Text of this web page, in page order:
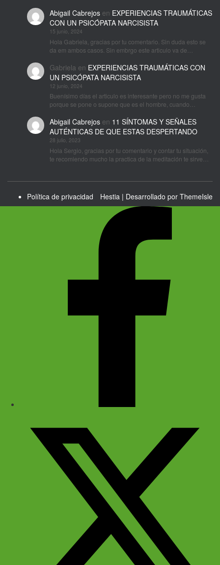
Abigail Cabrejosen EXPERIENCIAS TRAUMÁTICAS
CON UN PSICÓPATA NARCISISTA
15 junio, 2024
Hola Gabriela, gracias por tu comentario. Sin duda esto se
da em ambos casos. Sin embrgo este articulo va de…
Gabriela en EXPERIENCIAS TRAUMÁTICAS CON
UN PSICÓPATA NARCISISTA
12 junio, 2024
Buenísimo días el articulo es interesante pero no me gusta
porque se pone o supone que es el hombre, cuando…
Abigail Cabrejosen 11 SÍNTOMAS Y SEÑALES
AUTÉNTICAS DE QUE ESTAS DESPERTANDO
28 julio, 2023
Hola Sergio, gracias por tu comentario y contar tu situación,
te recomiendo mucho la practica de la meditación te sirve…
Política de privacidad Hestia | Desarrollado por ThemeIsle